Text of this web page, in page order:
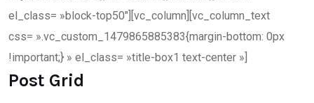
el_class= »block-top50″][vc_column][vc_column_text
css= ».vc_custom_1479865885383{margin-bottom: 0px
!important;} » el_class= »title-box1 text-center »]
Post Grid